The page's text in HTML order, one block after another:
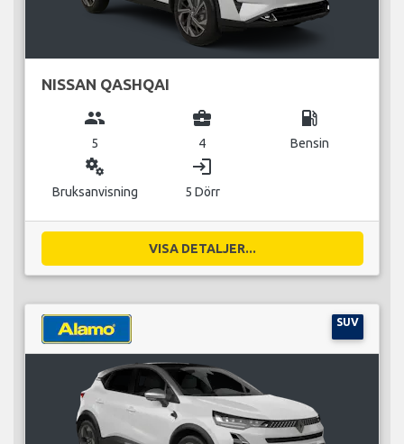
NISSAN QASHQAI
group
5
business_center
4
local_gas_station
Bensin
miscellaneous_services
Bruksanvisning
login
5 Dörr
VISA DETALJER...
SUV